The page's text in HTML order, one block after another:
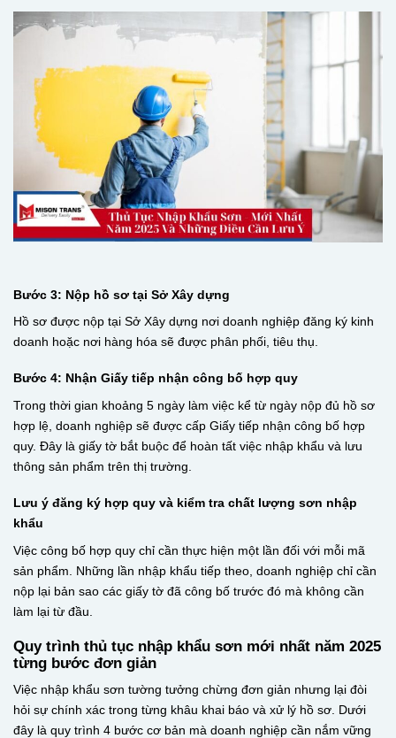
Bước 3: Nộp hồ sơ tại Sở Xây dựng
Hồ sơ được nộp tại Sở Xây dựng nơi doanh nghiệp đăng ký kinh
doanh hoặc nơi hàng hóa sẽ được phân phối, tiêu thụ.
Bước 4: Nhận Giấy tiếp nhận công bố hợp quy
Trong thời gian khoảng 5 ngày làm việc kể từ ngày nộp đủ hồ sơ
hợp lệ, doanh nghiệp sẽ được cấp Giấy tiếp nhận công bố hợp
quy. Đây là giấy tờ bắt buộc để hoàn tất việc nhập khẩu và lưu
thông sản phẩm trên thị trường.
Lưu ý đăng ký hợp quy và kiểm tra chất lượng sơn nhập
khẩu
Việc công bố hợp quy chỉ cần thực hiện một lần đối với mỗi mã
sản phẩm. Những lần nhập khẩu tiếp theo, doanh nghiệp chỉ cần
nộp lại bản sao các giấy tờ đã công bố trước đó mà không cần
làm lại từ đầu.
Quy trình thủ tục nhập khẩu sơn mới nhất năm 2025
từng bước đơn giản
Việc nhập khẩu sơn tường tưởng chừng đơn giản nhưng lại đòi
hỏi sự chính xác trong từng khâu khai báo và xử lý hồ sơ. Dưới
đây là quy trình 4 bước cơ bản mà doanh nghiệp cần nắm vững